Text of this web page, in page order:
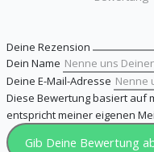
Deine Rezension
Dein Name
Deine E-Mail-Adresse
Diese Bewertung basiert auf
entspricht meiner eigenen
Gib Deine Bewertung